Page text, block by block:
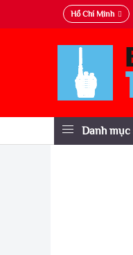
Hồ Chí Minh
Danh mục